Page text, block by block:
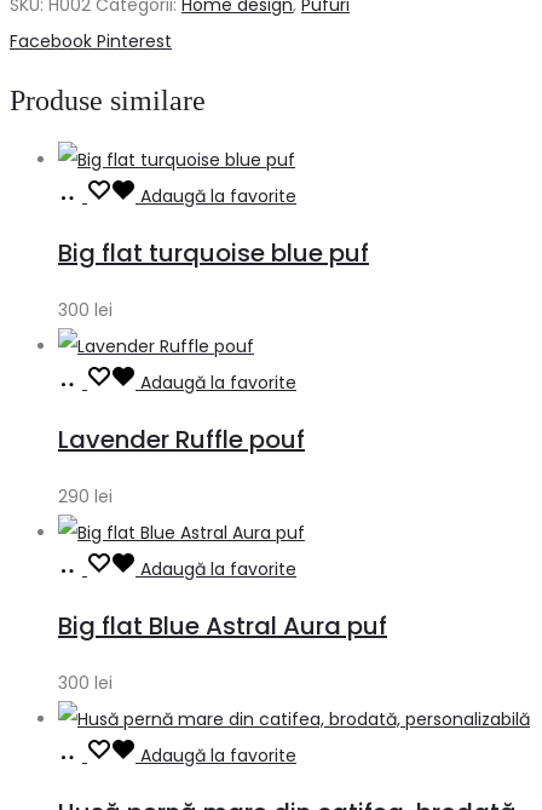
SKU: H002 Categorii: Home design, Pufuri
Share
Facebook Pinterest
Produse similare
Adaugă
coș
Adaugă la favorite
Big flat turquoise blue puf
300 lei
Adaugă
coș
Adaugă la favorite
Lavender Ruffle pouf
290 lei
Adaugă
coș
Adaugă la favorite
Big flat Blue Astral Aura puf
300 lei
AdaugăAdaugă la favorite